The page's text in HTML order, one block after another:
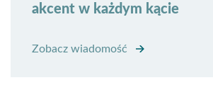
akcent w każdym kącie
Zobacz wiadomość